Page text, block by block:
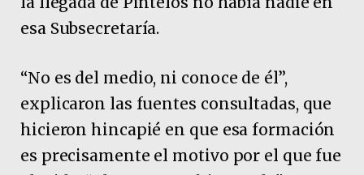
esa Subsecretaría.
“No es del medio, ni conoce de él”,
explicaron las fuentes consultadas, que
hicieron hincapié en que esa formación
es precisamente el motivo por el que fue